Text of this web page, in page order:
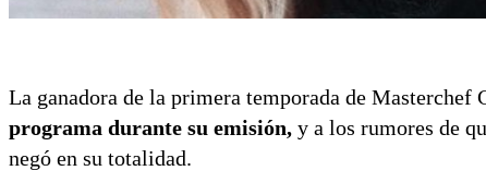
La ganadora de la primera temporada de Masterchef
programa durante su emisión, y a los rumores de
negó en su totalidad.